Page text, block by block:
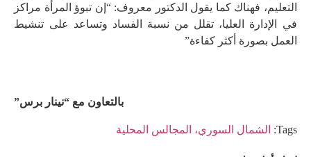
التعليم، فهناك كما يقول الدكتور معروف: “إن تبوؤ المرأة مراكز
في الإدارة العليا، تقلل من نسبة الفساد وتساعد على تنشيط
العمل بصورة أكثر كفاءة”
بالتعاون مع “نينار برس”
Tags: الشمال السوري، المجالس المحلية